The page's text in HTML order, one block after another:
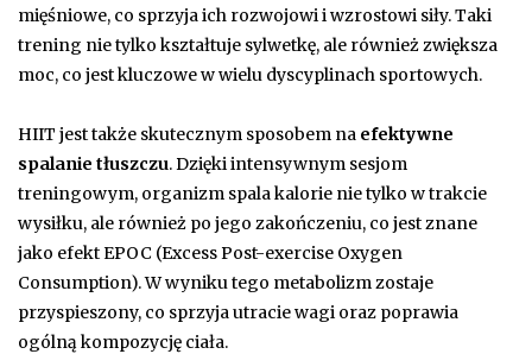
mięśniowe, co sprzyja ich rozwojowi i wzrostowi siły. Taki
trening nie tylko kształtuje sylwetkę, ale również zwiększa
moc, co jest kluczowe w wielu dyscyplinach sportowych.
HIIT jest także skutecznym sposobem na efektywne
spalanie tłuszczu. Dzięki intensywnym sesjom
treningowym, organizm spala kalorie nie tylko w trakcie
wysiłku, ale również po jego zakończeniu, co jest znane
jako efekt EPOC (Excess Post-exercise Oxygen
Consumption). W wyniku tego metabolizm zostaje
przyspieszony, co sprzyja utracie wagi oraz poprawia
ogólną kompozycję ciała.